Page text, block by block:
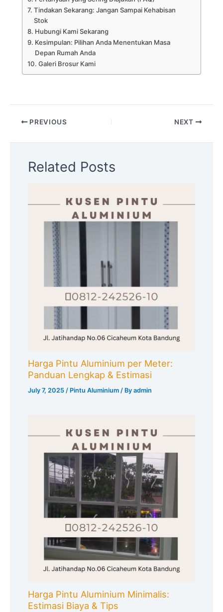
Tindakan Sekarang: Jangan Sampai Kehabisan
Stok
Hubungi Kami Sekarang
Kesimpulan: Pilihan Anda Menentukan Masa
Depan Rumah Anda
Galeri Brosur Kami
PREVIOUS NEXT
Related Posts
Harga Pintu Aluminium per Meter:
Panduan Lengkap & Estimasi
July 7, 2025/ Pintu Aluminium / Byadmin
Harga Pintu Aluminium Minimalis:
Estimasi Biaya & Tips